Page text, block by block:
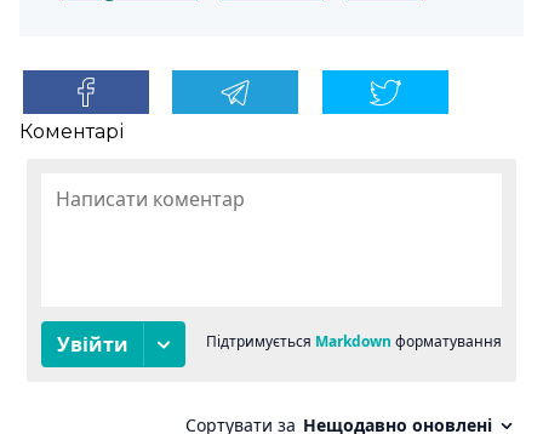
Коментарі